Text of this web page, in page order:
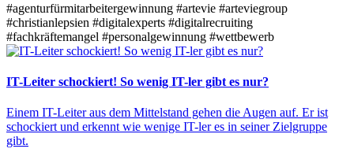
#agenturfürmitarbeitergewinnung #artevie #arteviegroup
#christianlepsien #digitalexperts #digitalrecruiting
#fachkräftemangel #personalgewinnung #wettbewerb
IT-Leiter schockiert! So wenig IT-ler gibt es nur?
Einem IT-Leiter aus dem Mittelstand gehen die Augen auf. Er ist
schockiert und erkennt wie wenige IT-ler es in seiner Zielgruppe
gibt.